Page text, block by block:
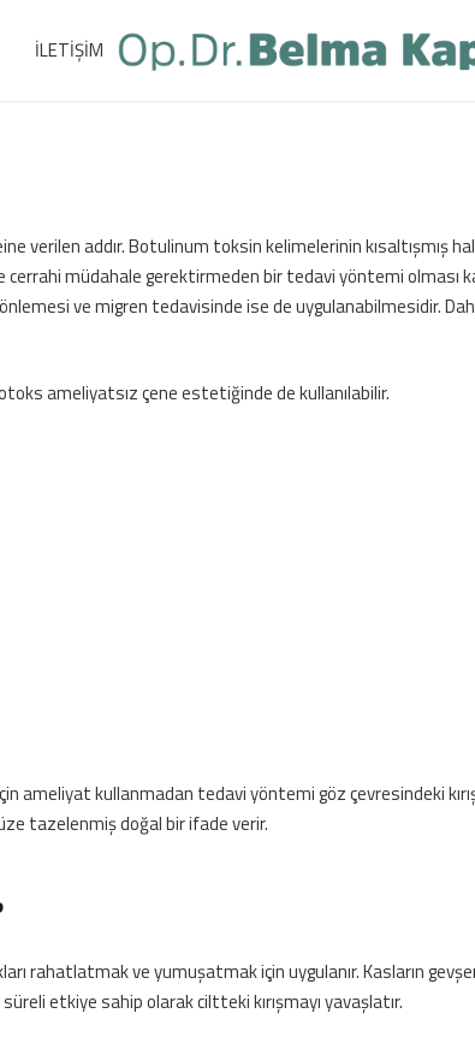
İLETİŞİM
addır. Botulinum toksin kelimelerinin kısaltışmış
müdahale gerektirmeden bir tedavi yöntemi olması
ve migren tedavisinde ise de uygulanabilmesidir.
ameliyatsız çene estetiğinde de kullanılabilir.
kullanmadan tedavi yöntemi göz çevresindeki
tazelenmiş doğal bir ifade verir.
rahatlatmak ve yumuşatmak için uygulanır. Kasların
etkiye sahip olarak ciltteki kırışmayı yavaşlatır.